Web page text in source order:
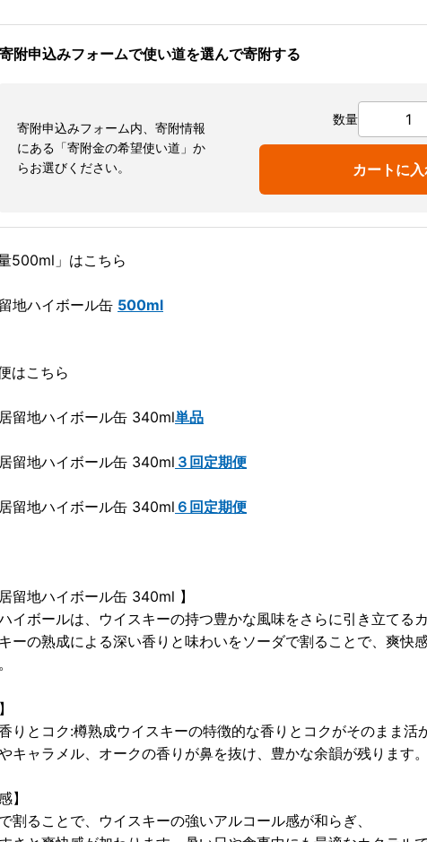
寄附申込みフォームで使い道を選んで寄附する
寄附申込みフォーム内、寄附情報
にある「寄附金の希望使い道」か
らお選びください。
数量
カートに
500ml」はこちら
地ハイボール缶 500ml
はこちら
居留地ハイボール缶 340ml単品
居留地ハイボール缶 340ml ３回定期便
居留地ハイボール缶 340ml ６回定期便
居留地ハイボール缶 340ml 】
イボールは、ウイスキーの持つ豊かな風味をさらに引き立てるカ
ーの熟成による深い香りと味わいをソーダで割ることで、爽快
りとコク:樽熟成ウイスキーの特徴的な香りとコクがそのまま活
キャラメル、オークの香りが鼻を抜け、豊かな余韻が残ります。
】
割ることで、ウイスキーの強いアルコール感が和らぎ、